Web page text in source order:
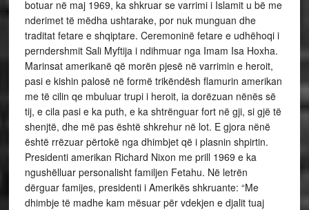
botuar në maj 1969, ka shkruar se varrimi i Islamit u bë me
nderimet të mëdha ushtarake, por nuk munguan dhe
traditat fetare e shqiptare. Ceremoninë fetare e udhëhoqi i
perndershmit Sali Myftija i ndihmuar nga Imam Isa Hoxha.
Marinsat amerikanë që morën pjesë në varrimin e heroit,
pasi e kishin palosë në formë trikëndësh flamurin amerikan
me të cilin qe mbuluar trupi i heroit, ia dorëzuan nënës së
tij, e cila pasi e ka puth, e ka shtrënguar fort në gji, si gjë të
shenjtë, dhe më pas është shkrehur në lot. E gjora nënë
është rrëzuar përtokë nga dhimbjet që i plasnin shpirtin.
Presidenti amerikan Richard Nixon me prill 1969 e ka
ngushëlluar personalisht familjen Fetahu. Në letrën
dërguar famijes, presidenti i Amerikës shkruante: “Me
dhimbje të madhe kam mësuar për vdekjen e djalit tuaj